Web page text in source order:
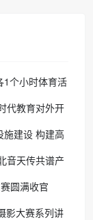
1个小时体育活
代教育对外开
施建设 构建高
音天传共谱产
圆满收官
影大赛系列讲